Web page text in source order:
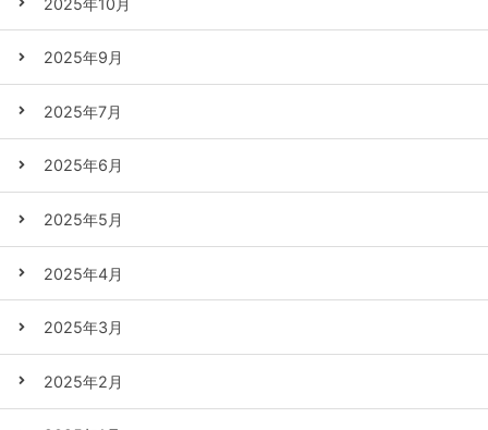
2025年9月
2025年7月
2025年6月
2025年5月
2025年4月
2025年3月
2025年2月